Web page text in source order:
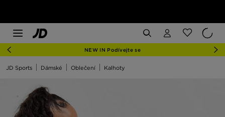
NEW IN Podívejte se
JD Sports Dámské Oblečení Kalhoty